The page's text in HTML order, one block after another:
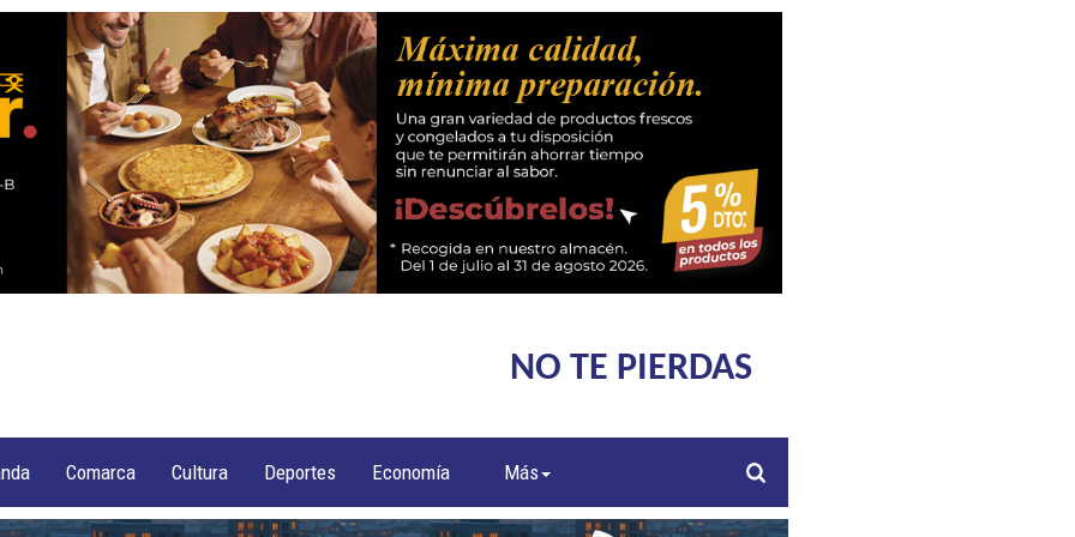
NO TE PIERDAS
Comarca Cultura Deportes Economía Más